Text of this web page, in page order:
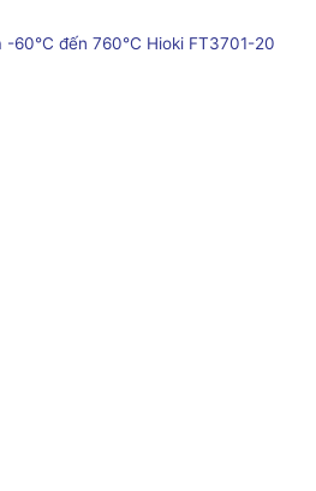
60°C đến 760°C Hioki FT3701-20